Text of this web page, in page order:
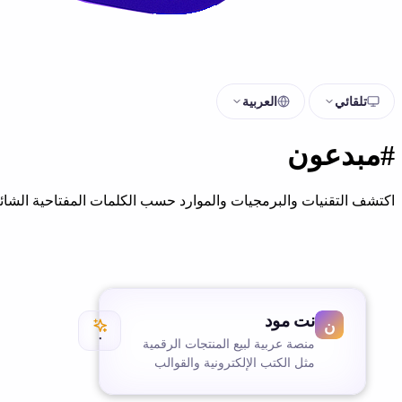
تلقائي العربية
#مبدعون
اكتشف التقنيات والبرمجيات والموارد حسب الكلمات المفتاحية
نت مود
منصة عربية لبيع المنتجات الرقمية
مثل الكتب الإلكترونية والقوالب
٠